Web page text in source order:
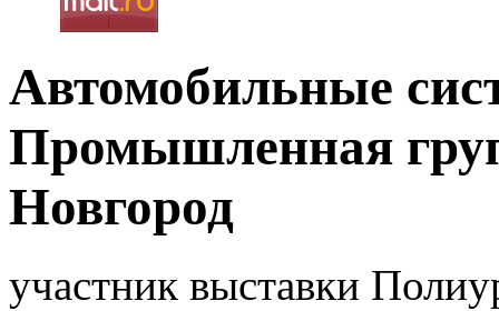
Автомобильные
Промышленная
Новгород
участник выставки